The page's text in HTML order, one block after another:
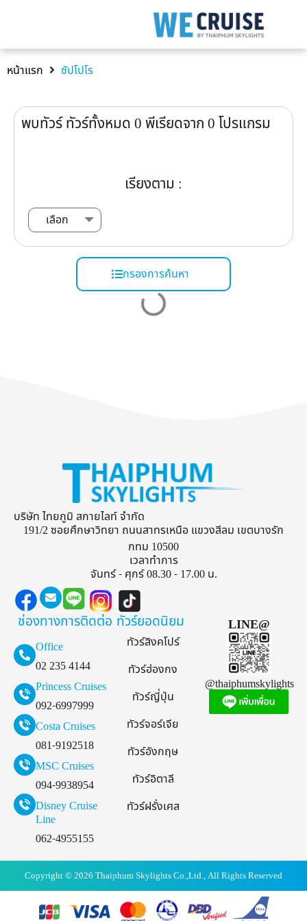
หน้าแรก ซัปโปโร
พบทัวร์ ทัวร์ทั้งหมด0 พีเรียดจาก0โปรแกรม
เรียงตาม :
กรองการค้นหา
บริษัท ไทยภูมิ สกายไลท์ จำกัด
191/2 ซอยศึกษาวิทยา ถนนสาทรเหนือ แขวงสีลม เขตบางรัก
กทม 10500
เวลาทำการ
จันทร์ - ศุกร์ 08.30 - 17.00 น.
ช่องทางการติดต่อ
Office
02 235 4144
Princess Cruises
092-6997999
Costa Cruises
081-9192518
MSC Cruises
094-9938954
Disney Cruise
Line
062-4955155
ทัวร์ยอดนิยม
ทัวร์สิงคโปร์
ทัวร์ฮ่องกง
ทัวร์ญี่ปุ่น
ทัวร์จอร์เจีย
ทัวร์อังกฤษ
ทัวร์อิตาลี
ทัวร์ฝรั่งเศส
LINE@
@thaiphumskylights
Copyright © 2026 Thaiphum Skylights Co.,Ltd., All Rights Reserved